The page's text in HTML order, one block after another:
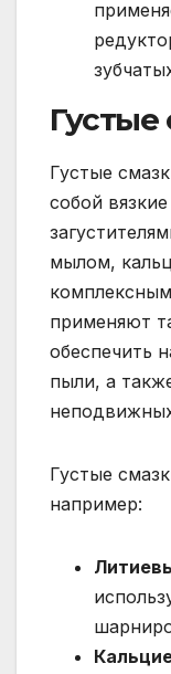
Густые
Густые
собой
мылом,
применяют
обеспечить
пыли, а
Густые
например: